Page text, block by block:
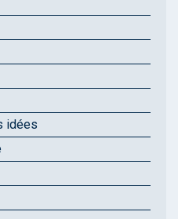
idées